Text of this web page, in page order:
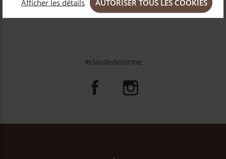
AUTORISER TOUS LES COOKIES
Afficher les détails
#claudedozorme